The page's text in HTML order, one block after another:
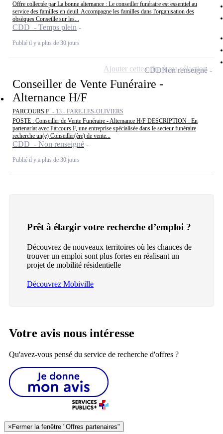
Offre collectée par La bonne alternance : Le conseiller funéraire est essentiel au
service des familles en deuil. Accompagne les familles dans l'organisation des
obsèques Conseille sur les...
CDD - Temps plein
Publié il y a plus de 30 jours
Conseiller de Vente Funéraire -
Alternance H/F
PARCOURS F - 13 - FARE-LES-OLIVIERS
POSTE : Conseiller de Vente Funéraire - Alternance H/F DESCRIPTION : En
partenariat avec Parcours F, une entreprise spécialisée dans le secteur funéraire
recherche un(e) Conseiller(ère) de vente...
CDD - Non renseigné
Publié il y a plus de 30 jours
CDDNon renseigné
Ajouter cette offre à ma sélection
Prêt à élargir votre recherche d’emploi ?
Découvrez de nouveaux territoires où les chances de
trouver un emploi sont plus fortes en réalisant un
projet de mobilité résidentielle
Découvrez Mobiville
Votre avis nous intéresse
Qu'avez-vous pensé du service de recherche d'offres ?
×Fermer la fenêtre "Offres partenaires"